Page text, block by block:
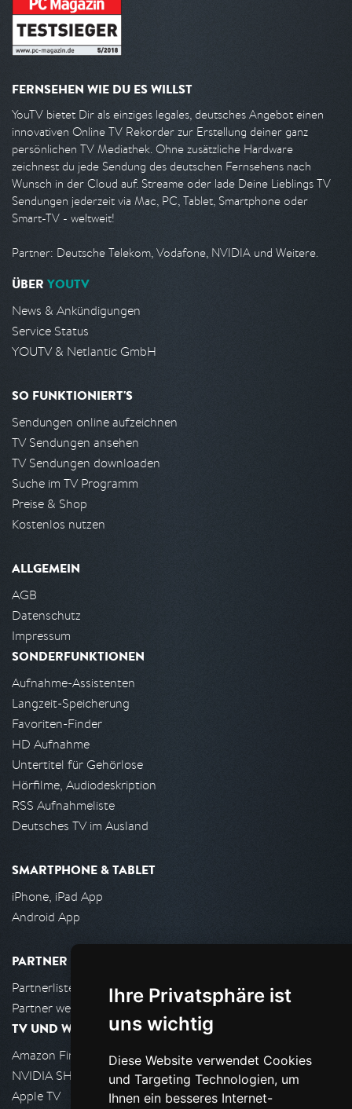
Ihre Privatsphäre ist
uns wichtig
Diese Website verwendet Cookies
und Targeting Technologien, um
Ihnen ein besseres Internet-
FERNSEHEN WIE DU ES WILLST
YouTV bietet Dir als einziges legales, deutsches Angebot einen
innovativen Online TV Rekorder zur Erstellung deiner ganz
persönlichen TV Mediathek. Ohne zusätzliche Hardware
zeichnest du jede Sendung des deutschen Fernsehens nach
Wunsch in der Cloud auf. Streame oder lade Deine Lieblings TV
Sendungen jederzeit via Mac, PC, Tablet, Smartphone oder
Smart-TV - weltweit!
Partner: Deutsche Telekom, Vodafone, NVIDIA und Weitere.
ÜBER YOUTV
News & Ankündigungen
Service Status
YOUTV & Netlantic GmbH
SO FUNKTIONIERT'S
Sendungen online aufzeichnen
TV Sendungen ansehen
TV Sendungen downloaden
Suche im TV Programm
Preise & Shop
Kostenlos nutzen
ALLGEMEIN
AGB
Datenschutz
Impressum
SONDERFUNKTIONEN
Aufnahme-Assistenten
Langzeit-Speicherung
Favoriten-Finder
HD Aufnahme
Untertitel für Gehörlose
Hörfilme, Audiodeskription
RSS Aufnahmeliste
Deutsches TV im Ausland
SMARTPHONE & TABLET
iPhone, iPad App
Android App
PARTNER
Partnerliste
Partner werden
TV UND WOHNZIMMER
Amazon FireTV
NVIDIA SHIELD, Google TV
Apple TV